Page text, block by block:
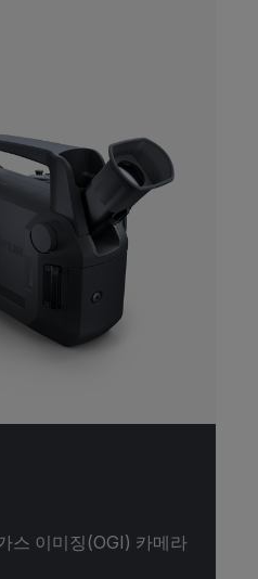
스 이미징(OGI) 카메라